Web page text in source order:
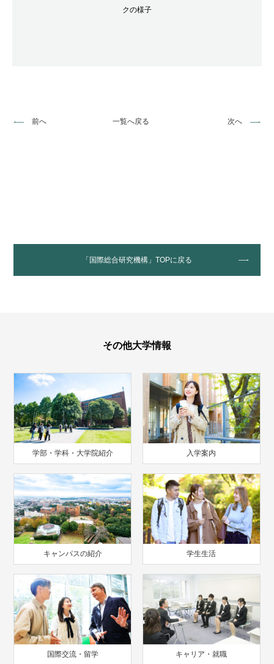
クの様子
前へ 一覧へ戻る 次へ
「国際総合研究機構」TOPに戻る
その他大学情報
学部・学科・大学院紹介 入学案内
キャンパスの紹介 学生生活
国際交流・留学 キャリア・就職